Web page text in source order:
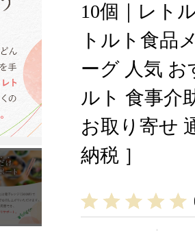
10個｜レト
トルト食品
ーグ 人気
ルト 食事介
お取り寄せ
納税 ］